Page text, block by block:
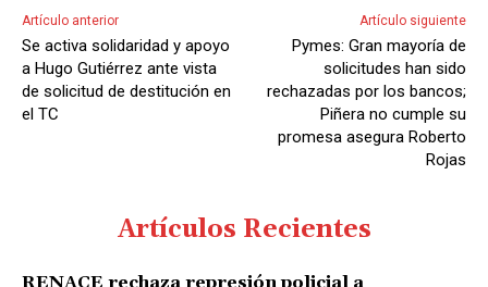
o
Artículo anterior
Se activa solidaridad y apoyo
a Hugo Gutiérrez ante vista
de solicitud de destitución en
el TC
Artículo siguiente
Pymes: Gran mayoría de
solicitudes han sido
rechazadas por los bancos;
Piñera no cumple su
promesa asegura Roberto
Rojas
Artículos Recientes
RENACE rechaza represión policial a